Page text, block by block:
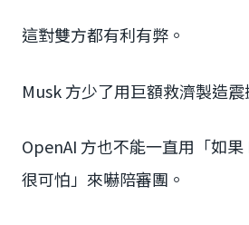
這對雙方都有利有弊。
Musk 方少了用巨額救濟製造震
OpenAI 方也不能一直用「如
很可怕」來嚇陪審團。